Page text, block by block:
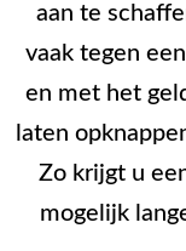
aan te
vaak tegen
en met het
laten
Zo krijgt u
mogelijk